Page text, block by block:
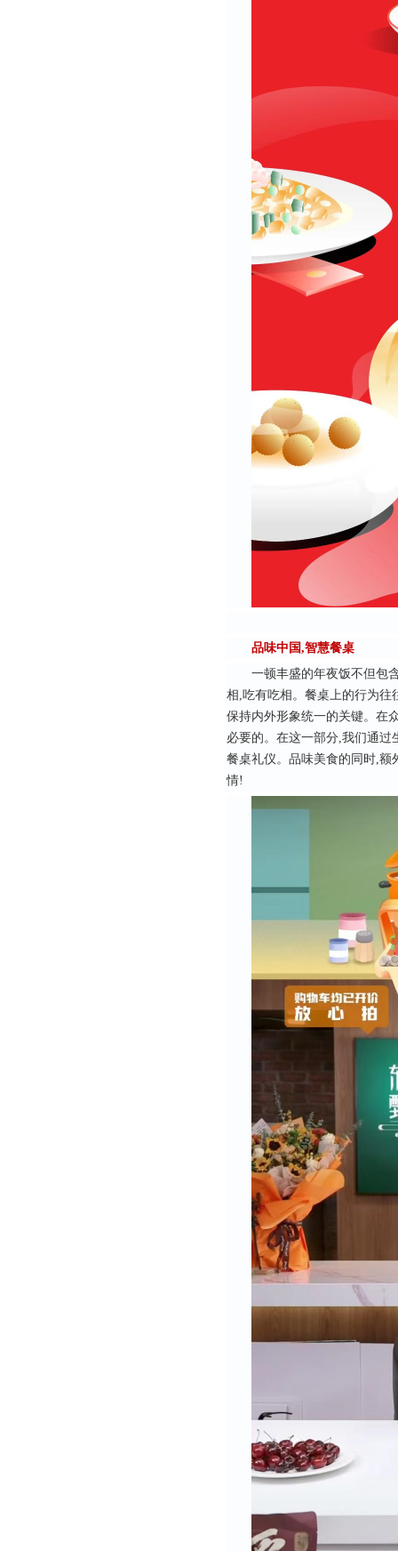
品味中国,智慧餐桌
一顿丰盛的年夜饭不但包
相,吃有吃相。餐桌上的行为往
保持内外形象统一的关键。在
必要的。在这一部分,我们通
餐桌礼仪。品味美食的同时,额
情!